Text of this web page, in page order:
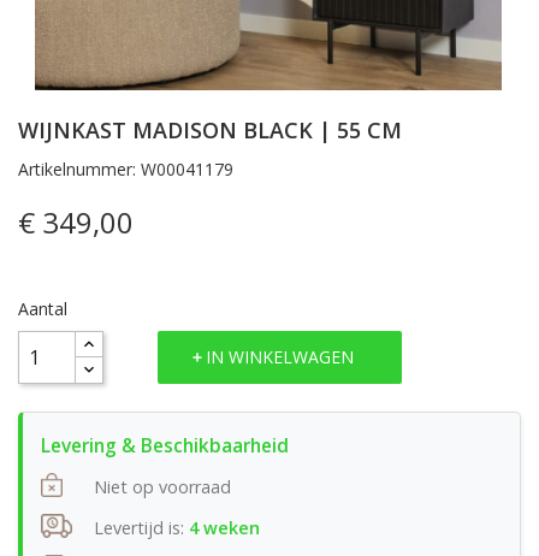
WIJNKAST MADISON BLACK | 55 CM
Artikelnummer: W00041179
€ 349,00
Aantal
IN WINKELWAGEN
Niet op voorraad
Levertijd is: 4 weken